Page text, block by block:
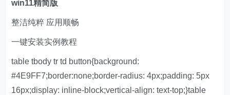
win11精简版
整洁纯粹 应用顺畅
一键安装实例教程
table tbody tr td button{background:
#4E9FF7;border:none;border-radius: 4px;padding: 5px
16px;display: inline-block;vertical-align: text-top;}table